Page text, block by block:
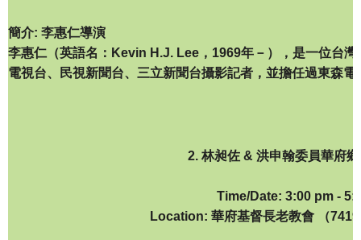
簡介: 李惠仁導演
李惠仁（英語名：Kevin H.J. Lee，1969年－），是一位台
電視台、民視新聞台、三立新聞台攝影記者，並擔任過東森
2. 林昶佐 & 洪申翰委員華府
Time/Date: 3:00 pm -
Location: 華府基督長老教會 （